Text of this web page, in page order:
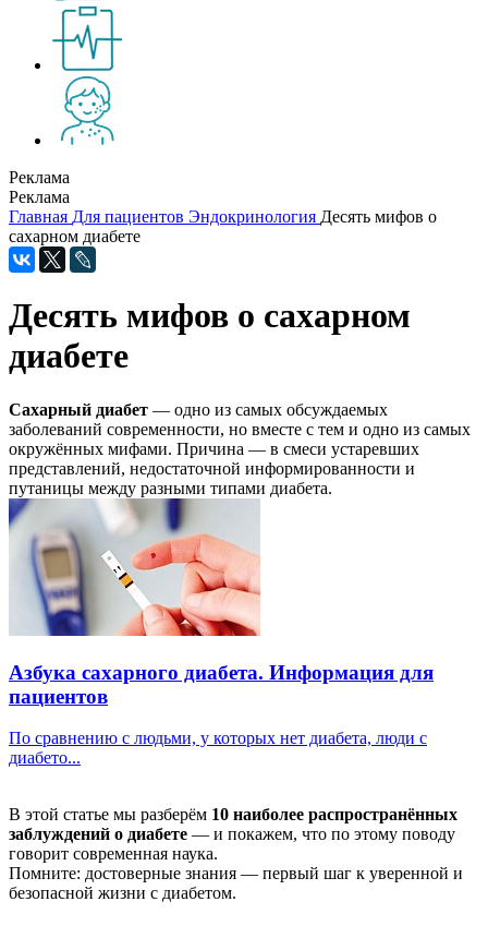
Реклама
Реклама
Главная Для пациентов Эндокринология Десять мифов о
сахарном диабете
Десять мифов о сахарном
диабете
Сахарный диабет — одно из самых обсуждаемых
заболеваний современности, но вместе с тем и одно из самых
окружённых мифами. Причина — в смеси устаревших
представлений, недостаточной информированности и
путаницы между разными типами диабета.
Азбука сахарного диабета. Информация для
пациентов
По сравнению с людьми, у которых нет диабета, люди с
диабето...
В этой статье мы разберём 10 наиболее распространённых
заблуждений о диабете — и покажем, что по этому поводу
говорит современная наука.
Помните: достоверные знания — первый шаг к уверенной и
безопасной жизни с диабетом.